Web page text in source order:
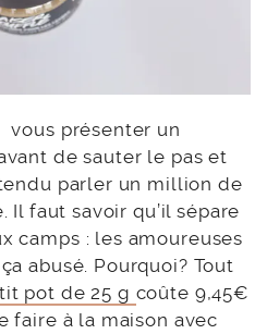
vous présenter un
de sauter le pas et
parler un million de
Il faut savoir qu’il sépare
camps : les amoureuses
abusé. Pourquoi? Tout
pot de 25 g coûte 9,45€
faire à la maison avec